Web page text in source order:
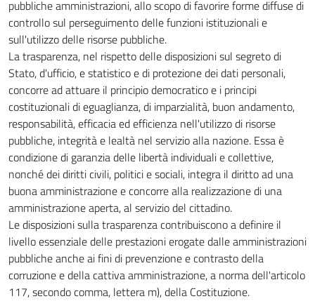
pubbliche amministrazioni, allo scopo di favorire forme diffuse di
controllo sul perseguimento delle funzioni istituzionali e
sull'utilizzo delle risorse pubbliche.
La trasparenza, nel rispetto delle disposizioni sul segreto di
Stato, d'ufficio, e statistico e di protezione dei dati personali,
concorre ad attuare il principio democratico e i principi
costituzionali di eguaglianza, di imparzialità, buon andamento,
responsabilità, efficacia ed efficienza nell'utilizzo di risorse
pubbliche, integrità e lealtà nel servizio alla nazione. Essa è
condizione di garanzia delle libertà individuali e collettive,
nonché dei diritti civili, politici e sociali, integra il diritto ad una
buona amministrazione e concorre alla realizzazione di una
amministrazione aperta, al servizio del cittadino.
Le disposizioni sulla trasparenza contribuiscono a definire il
livello essenziale delle prestazioni erogate dalle amministrazioni
pubbliche anche ai fini di prevenzione e contrasto della
corruzione e della cattiva amministrazione, a norma dell'articolo
117, secondo comma, lettera m), della Costituzione.